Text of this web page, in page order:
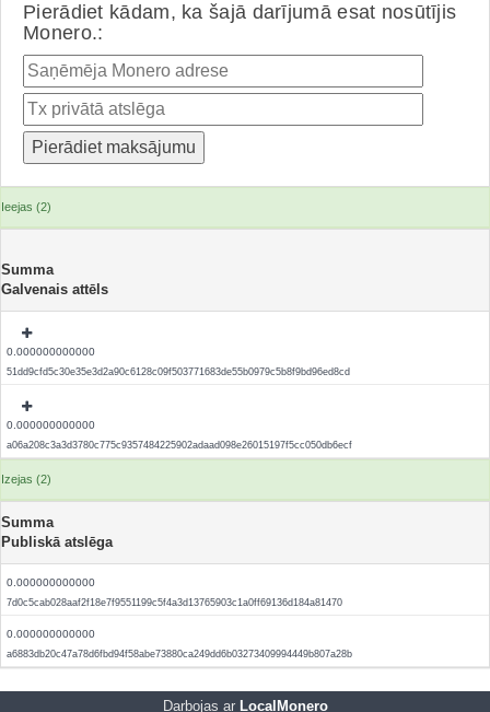
Pierādiet kādam, ka šajā darījumā esat nosūtījis
Monero.:
Ieejas (2)
Summa
Galvenais attēls
0.000000000000
51dd9cfd5c30e35e3d2a90c6128c09f503771683de55b0979c5b8f9bd96ed8cd
0.000000000000
a06a208c3a3d3780c775c9357484225902adaad098e26015197f5cc050db6ecf
Izejas (2)
Summa
Publiskā atslēga
0.000000000000
7d0c5cab028aaf2f18e7f9551199c5f4a3d13765903c1a0ff69136d184a81470
0.000000000000
a6883db20c47a78d6fbd94f58abe73880ca249dd6b03273409994449b807a28b
Darbojas arLocalMonero